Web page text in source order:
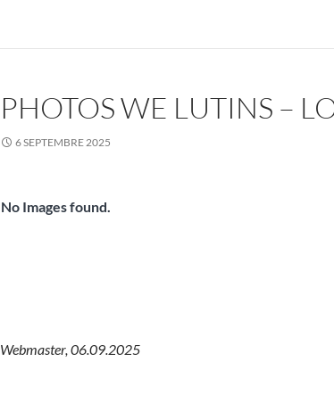
PHOTOS WE LUTINS –
6 SEPTEMBRE 2025
No Images found.
Webmaster, 06.09.2025